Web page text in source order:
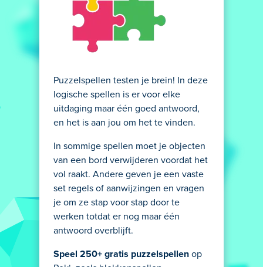
Puzzelspellen testen je brein! In deze
logische spellen is er voor elke
uitdaging maar één goed antwoord,
en het is aan jou om het te vinden.
In sommige spellen moet je objecten
van een bord verwijderen voordat het
vol raakt. Andere geven je een vaste
set regels of aanwijzingen en vragen
je om ze stap voor stap door te
werken totdat er nog maar één
antwoord overblijft.
Speel 250+ gratis puzzelspellen op